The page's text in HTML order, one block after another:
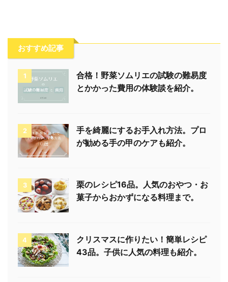
おすすめ記事
1
合格！野菜ソムリエの試験の難易度
とかかった費用の体験談を紹介。
2
手を綺麗にするお手入れ方法。プロ
が勧める手の甲のケアも紹介。
3
栗のレシピ16品。人気のおやつ・お
菓子からおかずになる料理まで。
4
クリスマスに作りたい！簡単レシピ
43品。子供に人気の料理も紹介。